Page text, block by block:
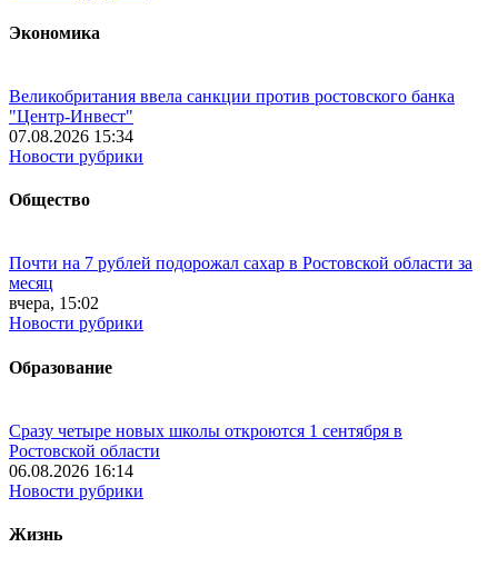
Экономика
Великобритания ввела санкции против ростовского банка
"Центр-Инвест"
07.08.2026 15:34
Новости рубрики
Общество
Почти на 7 рублей подорожал сахар в Ростовской области за
месяц
вчера, 15:02
Новости рубрики
Образование
Сразу четыре новых школы откроются 1 сентября в
Ростовской области
06.08.2026 16:14
Новости рубрики
Жизнь